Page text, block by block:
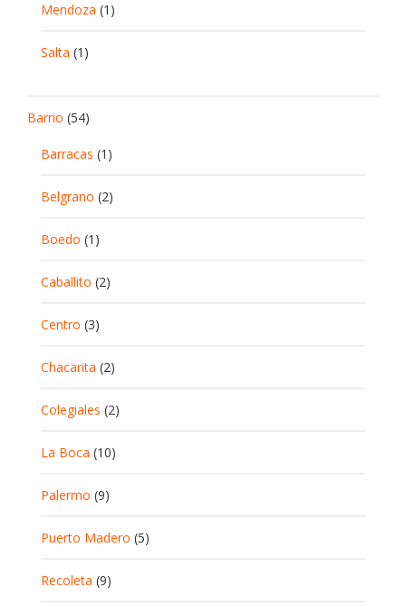
Mendoza (1)
Salta (1)
Barrio (54)
Barracas (1)
Belgrano (2)
Boedo (1)
Caballito (2)
Centro (3)
Chacarita (2)
Colegiales (2)
La Boca (10)
Palermo (9)
Puerto Madero (5)
Recoleta (9)